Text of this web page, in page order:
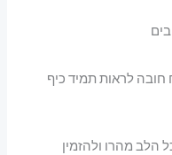
לראות תמיד כיף
הלב מהרו ולהזמין